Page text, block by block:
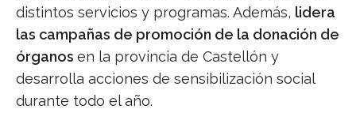
distintos servicios y programas. Además, lidera
las campañas de promoción de la donación de
órganos en la provincia de Castellón y
desarrolla acciones de sensibilización social
durante todo el año.